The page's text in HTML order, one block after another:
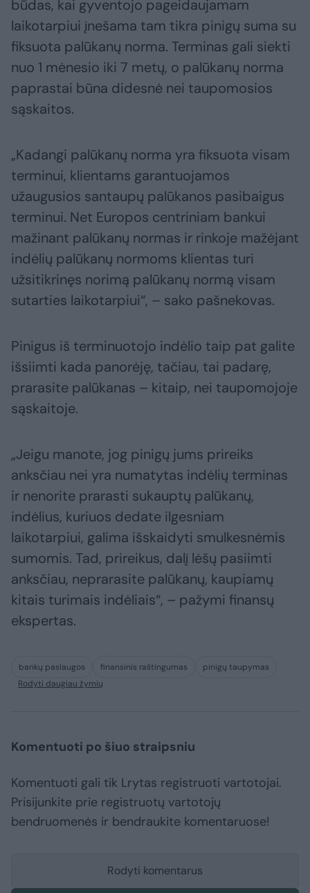
būdas, kai gyventojo pageidaujamam
laikotarpiui įnešama tam tikra pinigų suma su
fiksuota palūkanų norma. Terminas gali siekti
nuo 1 mėnesio iki 7 metų, o palūkanų norma
paprastai būna didesnė nei taupomosios
sąskaitos.
„Kadangi palūkanų norma yra fiksuota visam
terminui, klientams garantuojamos
užaugusios santaupų palūkanos pasibaigus
terminui. Net Europos centriniam bankui
mažinant palūkanų normas ir rinkoje mažėjant
indėlių palūkanų normoms klientas turi
užsitikrinęs norimą palūkanų normą visam
sutarties laikotarpiui“, – sako pašnekovas.
Pinigus iš terminuotojo indėlio taip pat galite
išsiimti kada panorėję, tačiau, tai padarę,
prarasite palūkanas – kitaip, nei taupomojoje
sąskaitoje.
„Jeigu manote, jog pinigų jums prireiks
anksčiau nei yra numatytas indėlių terminas
ir nenorite prarasti sukauptų palūkanų,
indėlius, kuriuos dedate ilgesniam
laikotarpiui, galima išskaidyti smulkesnėmis
sumomis. Tad, prireikus, dalį lėšų pasiimti
anksčiau, neprarasite palūkanų, kaupiamų
kitais turimais indėliais“, – pažymi finansų
ekspertas.
bankų paslaugos finansinis raštingumas
pinigų taupymas
Rodyti daugiau žymių
Komentuoti po šiuo straipsniu
Komentuoti gali tik Lrytas registruoti vartotojai.
Prisijunkite prie registruotų vartotojų
bendruomenės ir bendraukite komentaruose!
Rodyti komentarus